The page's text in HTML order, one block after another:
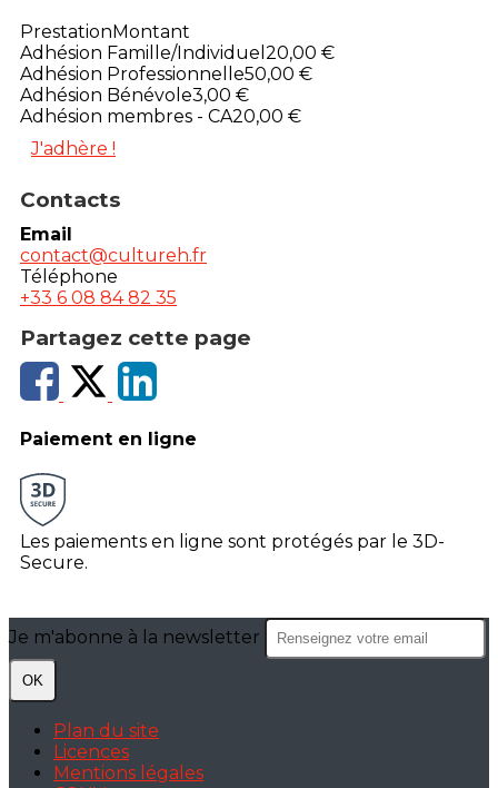
PrestationMontant
Adhésion Famille/Individuel 20,00 €
Adhésion Professionnelle50,00 €
Adhésion Bénévole3,00 €
Adhésion membres - CA20,00 €
J'adhère !
Contacts
Email
contact@cultureh.fr
Téléphone
+33 6 08 84 82 35
Partagez cette page
Paiement en ligne
Les paiements en ligne sont protégés par le 3D-
Secure.
Je m'abonne à la newsletter
OK
Plan du site
Licences
Mentions légales